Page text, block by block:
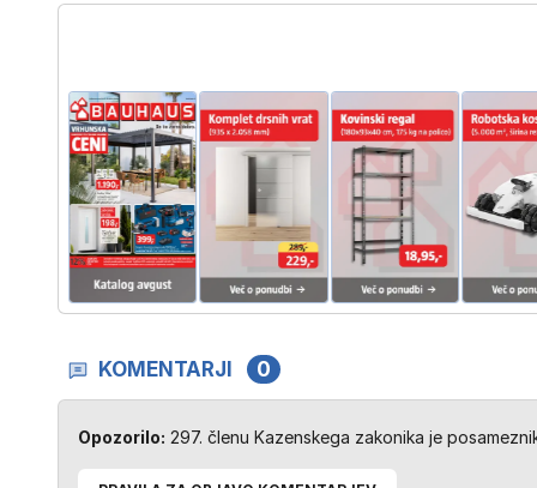
KOMENTARJI 0
Opozorilo: 297. členu Kazenskega zakonika je